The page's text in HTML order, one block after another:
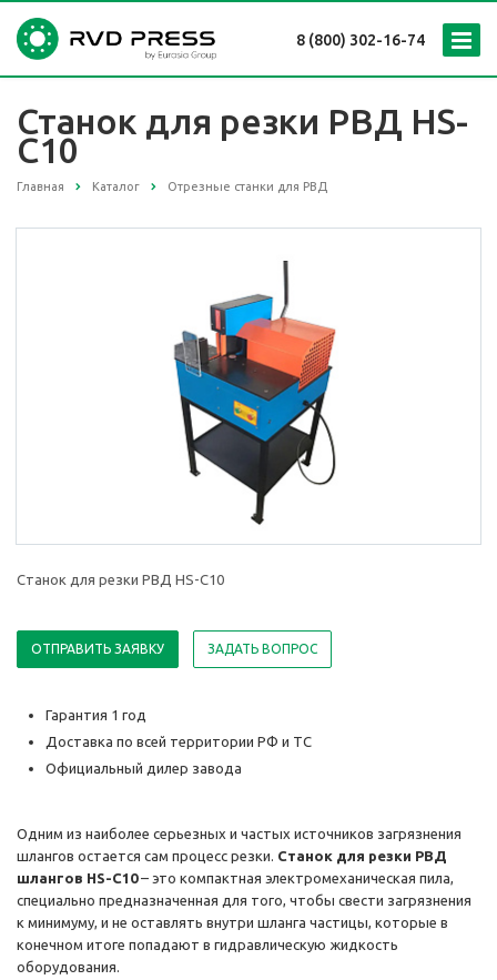
8 (800) 302-16-74
Станок для резки РВД HS-
C10
Главная Каталог Отрезные станки для РВД
Станок для резки РВД HS-C10
ОТПРАВИТЬ ЗАЯВКУ ЗАДАТЬ ВОПРОС
Гарантия 1 год
Доставка по всей территории РФ и ТС
Официальный дилер завода
Одним из наиболее серьезных и частых источников загрязнения
шлангов остается сам процесс резки. Станок для резки РВД
шлангов HS-C10– это компактная электромеханическая пила,
специально предназначенная для того, чтобы свести загрязнения
к минимуму, и не оставлять внутри шланга частицы, которые в
конечном итоге попадают в гидравлическую жидкость
оборудования.